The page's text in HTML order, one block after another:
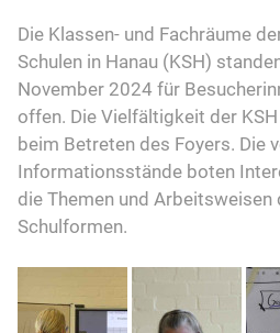
Die Klassen- und Fachräume
Schulen in Hanau (KSH)
November 2024 für
offen. Die Vielfältigkeit der
beim Betreten des Foyers. Die
Informationsstände boten
die Themen und Arbeitsweisen
Schulformen.